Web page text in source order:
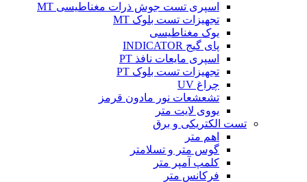
اسپری تست جوش ذرات مغناطیسی MT
تجهیزات تست بلوک MT
یوک مغناطیسی
پای گیج INDICATOR
اسپری مایعات نافذ PT
تجهیزات تست بلوک PT
چراغ UV
تشعشعات نور مادون قرمز
یووی لایت متر
تست الکتریکی و برق
اهم متر
گوس متر و تسلامتر
کلمپ آمپر متر
فرکانس متر